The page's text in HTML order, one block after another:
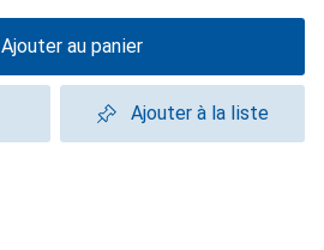
Ajouter au panier
Ajouter à la liste